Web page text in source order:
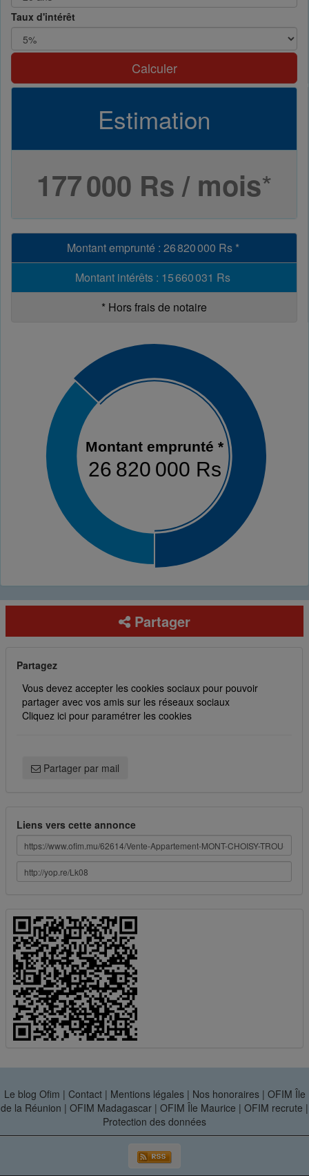
Taux d'intérêt
Calculer
Estimation
177 000 Rs / mois*
Montant emprunté : 26 820 000 Rs*
Montant intérêts : 15 660 031 Rs
* Hors frais de notaire
Montant emprunté *
26 820 000 Rs
Partager
Partagez
Vous devez accepter les cookies sociaux pour pouvoir
partager avec vos amis sur les réseaux sociaux
Cliquez ici pour paramétrer les cookies
Partager par mail
Liens vers cette annonce
Le blog Ofim | Contact| Mentions légales| Nos honoraires| OFIM Île
de la Réunion | OFIM Madagascar | OFIM Île Maurice | OFIM recrute |
Protection des données